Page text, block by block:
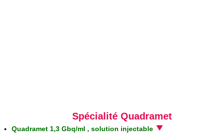
Spécialité Quadramet
Quadramet 1,3 Gbq/ml , solution injectable